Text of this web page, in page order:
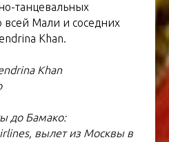
танцевальных
всей Мали и соседних
Khan.
Khan
до Бамако:
вылет из Москвы в